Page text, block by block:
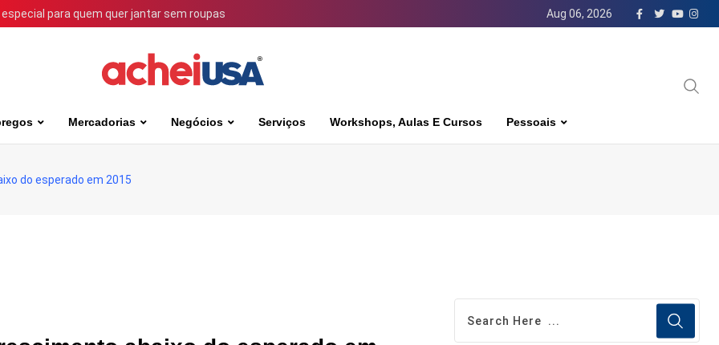
para quem quer jantar sem roupas Aug 06, 2026
Mercadorias Negócios Serviços Workshops, Aulas E Cursos Pessoais
do esperado em 2015